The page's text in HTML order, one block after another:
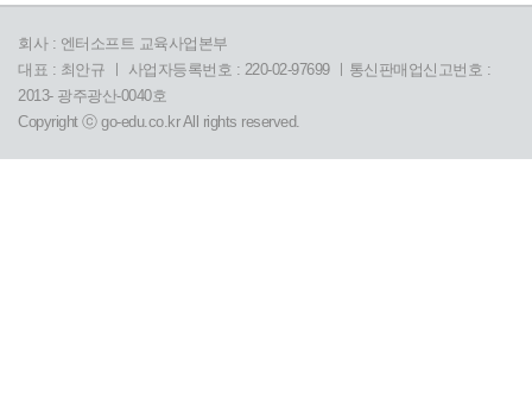
회사 : 엔터소프트 교육사업본부
대표 : 최안규 ㅣ 사업자등록번호 : 220-02-97699 ㅣ통신판매업신고번호 :
2013- 광주광산-0040호
Copyright ⓒ go-edu.co.kr All rights reserved.